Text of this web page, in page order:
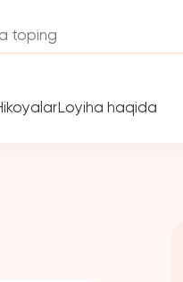
Loyiha haqida